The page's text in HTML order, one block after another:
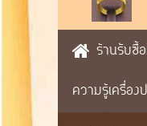
ร้านรับซื้
ความรู้เครื่อง